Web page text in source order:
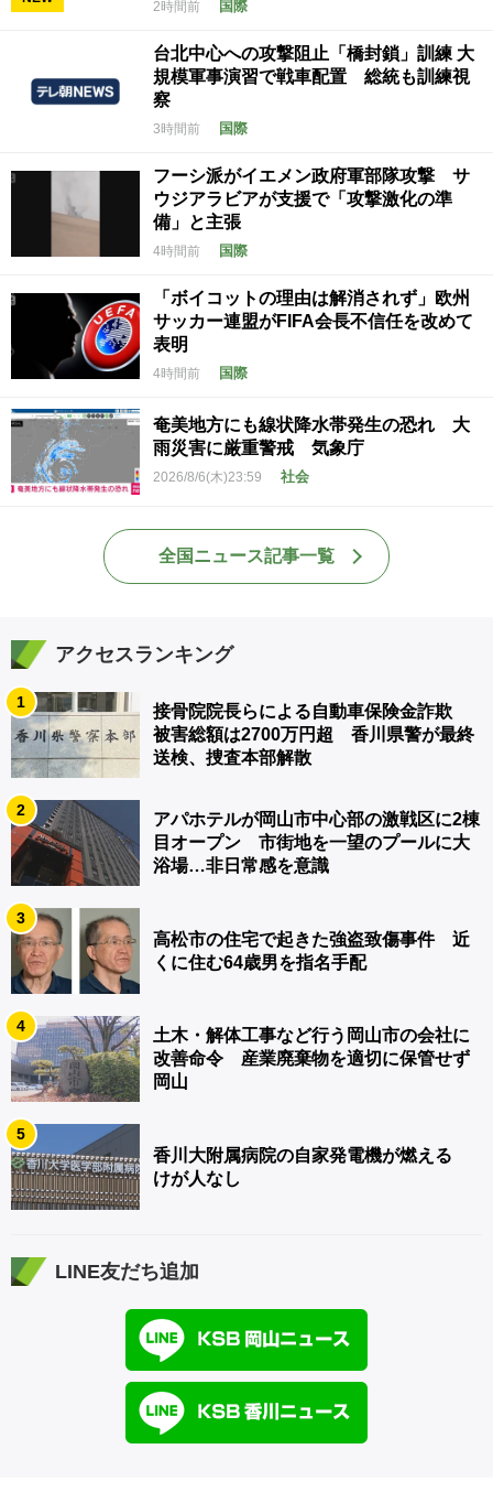
2時間前 国際
台北中心への攻撃阻止「橋封鎖」訓練 大
規模軍事演習で戦車配置 総統も訓練視
察
3時間前 国際
フーシ派がイエメン政府軍部隊攻撃 サ
ウジアラビアが支援で「攻撃激化の準
備」と主張
4時間前 国際
「ボイコットの理由は解消されず」欧州
サッカー連盟がFIFA会長不信任を改めて
表明
4時間前 国際
奄美地方にも線状降水帯発生の恐れ 大
雨災害に厳重警戒 気象庁
2026/8/6(木)23:59 社会
全国ニュース記事一覧
アクセスランキング
1
接骨院院長らによる自動車保険金詐欺
被害総額は2700万円超 香川県警が最終
送検、捜査本部解散
2
アパホテルが岡山市中心部の激戦区に2棟
目オープン 市街地を一望のプールに大
浴場…非日常感を意識
3
高松市の住宅で起きた強盗致傷事件 近
くに住む64歳男を指名手配
4
土木・解体工事など行う岡山市の会社に
改善命令 産業廃棄物を適切に保管せず
岡山
5
香川大附属病院の自家発電機が燃える
けが人なし
LINE友だち追加